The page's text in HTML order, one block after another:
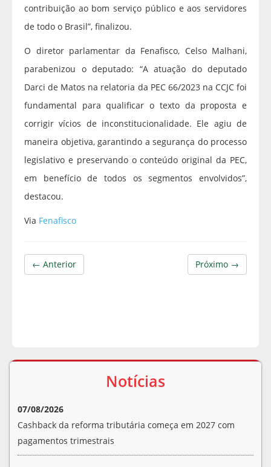
contribuição ao bom serviço público e aos servidores
de todo o Brasil”, finalizou.
O diretor parlamentar da Fenafisco, Celso Malhani,
parabenizou o deputado: “A atuação do deputado
Darci de Matos na relatoria da PEC 66/2023 na CCJC foi
fundamental para qualificar o texto da proposta e
corrigir vícios de inconstitucionalidade. Ele agiu de
maneira objetiva, garantindo a segurança do processo
legislativo e preservando o conteúdo original da PEC,
em benefício de todos os segmentos envolvidos”,
destacou.
Via Fenafisco
Próximo →
← Anterior
Notícias
07/08/2026
Cashback da reforma tributária começa em 2027 com
pagamentos trimestrais